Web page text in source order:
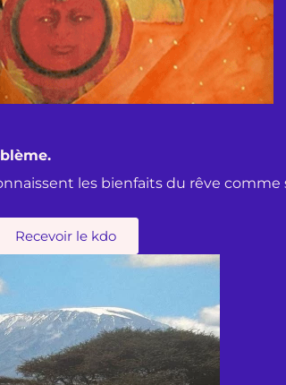
les bienfaits du rêve comme
Recevoir le kdo